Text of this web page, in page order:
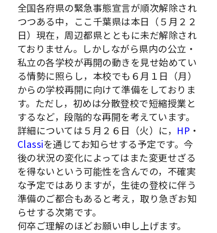
全国各府県の緊急事態宣言が順次解除され
つつある中，ここ千葉県は本日（５月２２
日）現在，周辺都県とともに未だ解除され
ておりません。しかしながら県内の公立・
私立の各学校が再開の動きを見せ始めてい
る情勢に照らし，本校でも６月１日（月）
からの学校再開に向けて準備をしておりま
す。ただし，初めは分散登校で短縮授業と
するなど，段階的な再開を考えています。
詳細については５月２６日（火）に， HP ・
Classiを通じてお知らせする予定です。今
後の状況の変化によってはまた変更せざる
を得ないという可能性を含んでの，不確実
な予定ではありますが，生徒の登校に伴う
準備のご都合もあると考え，取り急ぎお知
らせする次第です。
何卒ご理解のほどお願い申し上げます。